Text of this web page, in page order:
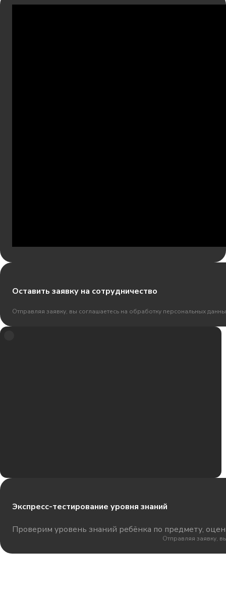
Оставить заявку на сотрудничество
Отправляя заявку, вы соглашаетесь на обработку персональных
Экспресс-тестирование уровня знаний
Проверим уровень знаний ребёнка по предмету,
Отправляя заявку,